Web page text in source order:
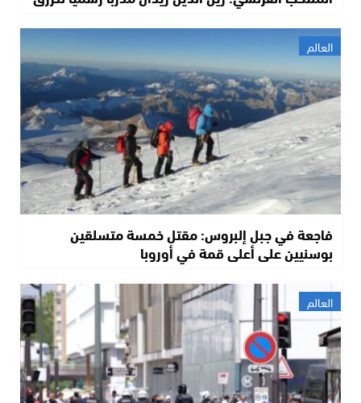
العالم
فاجعة في جبل إلبروس: مقتل خمسة متسلقين
بوسنيين على أعلى قمة في أوروبا
العالم